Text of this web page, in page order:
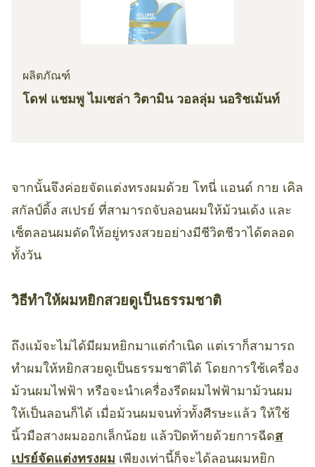
ผลิตภัณฑ์
โดฟ แชมพู ไมเซล่า วิตามิน วอลลุ่ม นอริชเม้นท์
จากนั้นจึงค่อยจัดแต่งทรงผมด้วย โทนี่ แอนด์ กาย เคิล
สกัลป์ติ้ง สเปรย์ ที่สามารถจับลอนผมให้ม้วนเด้ง และ
เซ็ตลอนผมดัดให้อยู่ทรงสวยอย่างมีชีวิตชีวาได้ตลอด
ทั้งวัน
วิธีทำให้ผมหยิกสวยดูเป็นธรรมชาติ
ถึงแม้จะไม่ได้มีผมหยิกมาแต่กำเนิด แต่เราก็สามารถ
ทำผมให้หยิกสวยดูเป็นธรรมชาติได้ โดยการใช้เครื่อง
ม้วนผมไฟฟ้า หรือจะนำเครื่องรีดผมไฟฟ้ามาม้วนผม
ให้เป็นลอนก็ได้ เมื่อม้วนผมจนทั่วทั้งศีรษะแล้ว ให้ใช้
นิ้วมือสางผมออกเล็กน้อย แล้วปิดท้ายด้วยการฉีดส
เปรย์จัดแต่งทรงผม เพียงเท่านี้ก็จะได้ลอนผมหยิก